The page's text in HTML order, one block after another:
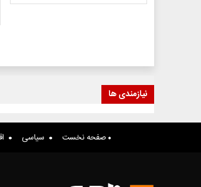
نیازمندی ها
صفحه نخست سیاسی